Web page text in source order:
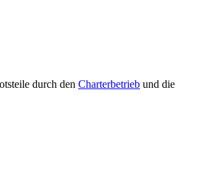
durch den Charterbetrieb und die